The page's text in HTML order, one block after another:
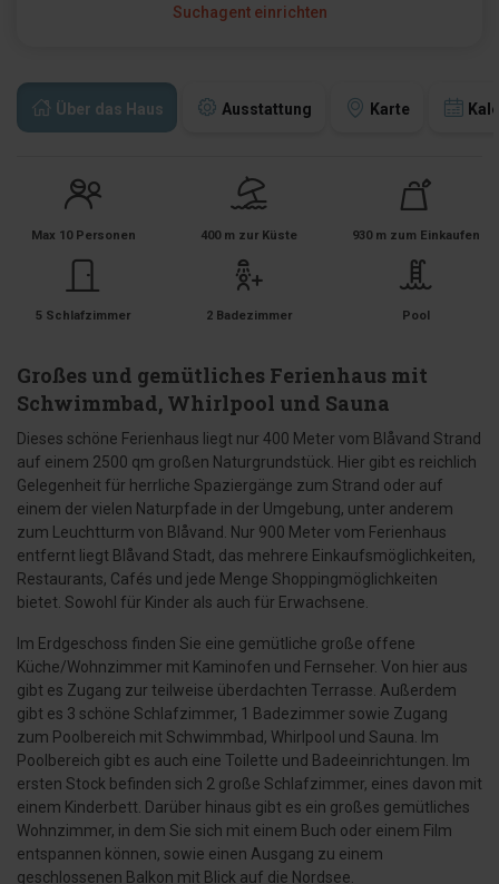
Über das Haus Ausstattung Karte
Max 10 Personen 400 m zur Küste 930 m zum Einkaufen
5 Schlafzimmer 2 Badezimmer Pool
Großes und gemütliches Ferienhaus mit
Schwimmbad, Whirlpool und Sauna
Dieses schöne Ferienhaus liegt nur 400 Meter vom Blåvand Strand
auf einem 2500 qm großen Naturgrundstück. Hier gibt es reichlich
Gelegenheit für herrliche Spaziergänge zum Strand oder auf
einem der vielen Naturpfade in der Umgebung, unter anderem
zum Leuchtturm von Blåvand. Nur 900 Meter vom Ferienhaus
entfernt liegt Blåvand Stadt, das mehrere Einkaufsmöglichkeiten,
Restaurants, Cafés und jede Menge Shoppingmöglichkeiten
bietet. Sowohl für Kinder als auch für Erwachsene.
Im Erdgeschoss finden Sie eine gemütliche große offene
Küche/Wohnzimmer mit Kaminofen und Fernseher. Von hier aus
gibt es Zugang zur teilweise überdachten Terrasse. Außerdem
gibt es 3 schöne Schlafzimmer, 1 Badezimmer sowie Zugang
zum Poolbereich mit Schwimmbad, Whirlpool und Sauna. Im
Poolbereich gibt es auch eine Toilette und Badeeinrichtungen. Im
ersten Stock befinden sich 2 große Schlafzimmer, eines davon mit
einem Kinderbett. Darüber hinaus gibt es ein großes gemütliches
Wohnzimmer, in dem Sie sich mit einem Buch oder einem Film
entspannen können, sowie einen Ausgang zu einem
geschlossenen Balkon mit Blick auf die Nordsee.
Suchagent einrichten